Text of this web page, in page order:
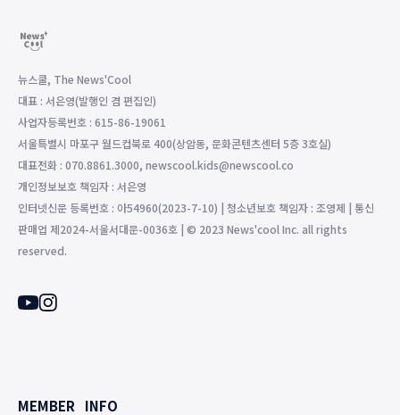
뉴스쿨, The News'Cool
대표 : 서은영(발행인 겸 편집인)
사업자등록번호 : 615-86-19061
서울특별시 마포구 월드컵북로 400(상암동, 문화콘텐츠센터 5층 3호실)
대표전화 : 070.8861.3000, newscool.kids@newscool.co
개인정보보호 책임자 : 서은영
인터넷신문 등록번호 : 아54960(2023-7-10) | 청소년보호 책임자 : 조영제 | 통신
판매업 제2024-서울서대문-0036호 | © 2023 News'cool Inc. all rights
reserved.
MEMBER INFO